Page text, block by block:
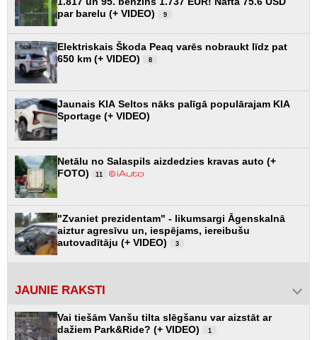
par barelu (+ VIDEO)
9
Elektriskais Škoda Peaq varēs nobraukt līdz pat
650 km (+ VIDEO)
8
Jaunais KIA Seltos nāks palīgā populārajam KIA
Sportage (+ VIDEO)
Netālu no Salaspils aizdedzies kravas auto (+
FOTO)
11
"Zvaniet prezidentam" - likumsargi Āgenskalnā
aiztur agresīvu un, iespējams, iereibušu
autovadītāju (+ VIDEO)
3
JAUNIE RAKSTI
Vai tiešām Vanšu tilta slēgšanu var aizstāt ar
dažiem Park&Ride? (+ VIDEO)
1